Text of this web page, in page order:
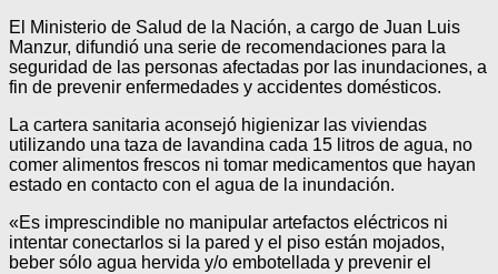
El Ministerio de Salud de la Nación, a cargo de Juan Luis
Manzur, difundió una serie de recomendaciones para la
seguridad de las personas afectadas por las inundaciones, a
fin de prevenir enfermedades y accidentes domésticos.
La cartera sanitaria aconsejó higienizar las viviendas
utilizando una taza de lavandina cada 15 litros de agua, no
comer alimentos frescos ni tomar medicamentos que hayan
estado en contacto con el agua de la inundación.
«Es imprescindible no manipular artefactos eléctricos ni
intentar conectarlos si la pared y el piso están mojados,
beber sólo agua hervida y/o embotellada y prevenir el